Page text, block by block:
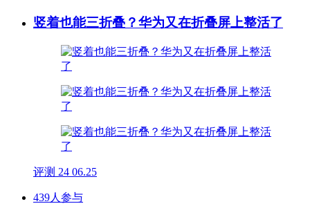
竖着也能三折叠？华为又在折叠屏上整活了
评测 24 06.25
439人参与